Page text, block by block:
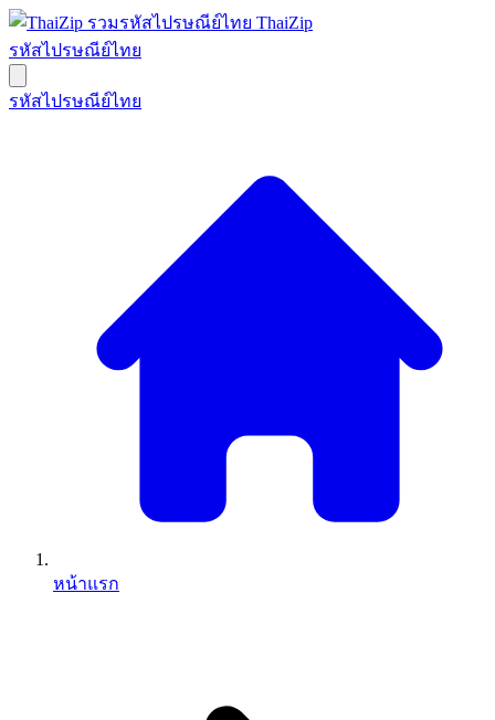
ThaiZip
รหัสไปรษณีย์ไทย
รหัสไปรษณีย์ไทย
หน้าแรก